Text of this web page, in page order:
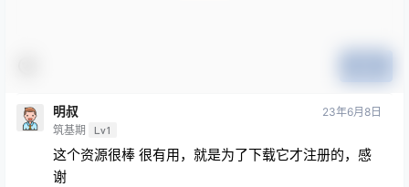
明叔
筑基期 Lv1
23年6月8日
这个资源很棒 很有用，就是为了下载它才注册的，感
谢